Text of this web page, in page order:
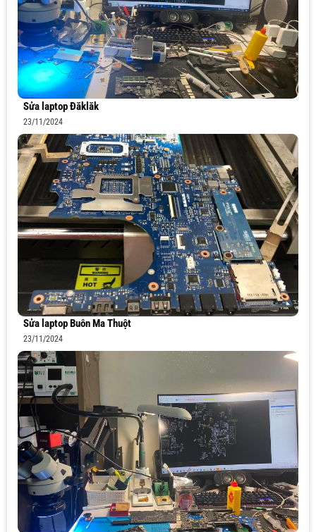
Sửa laptop Đăklăk
23/11/2024
Sửa laptop Buôn Ma Thuột
23/11/2024